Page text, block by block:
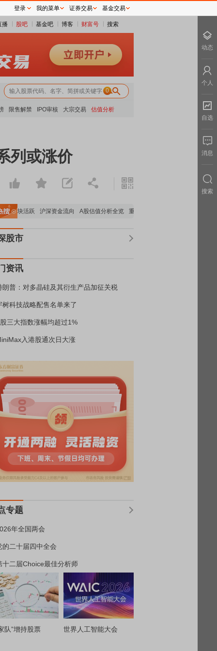
播 股吧 基金吧 博客 财富号 搜索
0
限售解禁 IPO审核 大宗交易 估值分析
列或涨价
块活跃 沪深资金流向 A股估值分析全览 重要机构持股数据
股市
资讯
朗普：对多晶硅及其衍生产品加征关税
树科技战略配售名单来了
三大指数涨幅均超过1%
入港股通次日大涨
专题
年全国两会
的二十届四中全会
十二届Choice最佳分析师
队”增持股票 世界人工智能大会
登录 我的菜单 证券交易 基金交易
动态
个人
自选
消息
搜索